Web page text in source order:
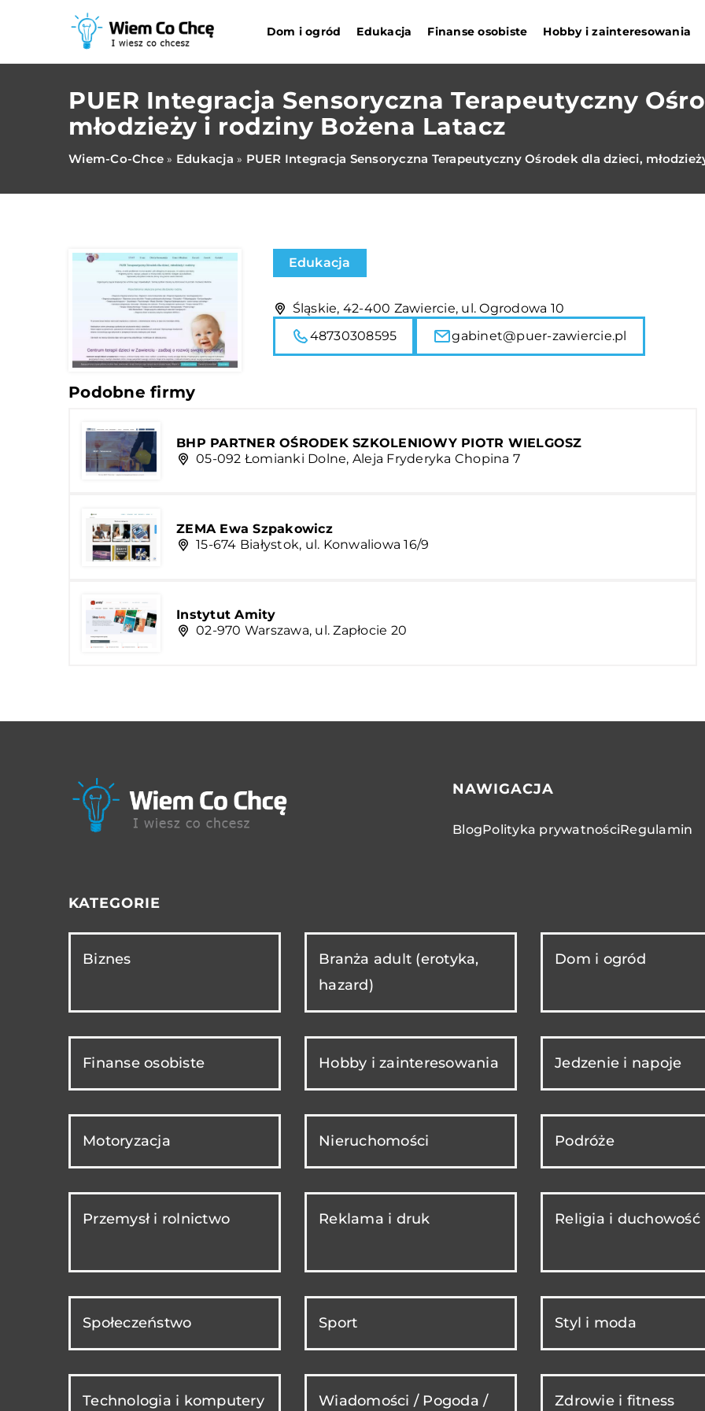
Dom i ogród Edukacja Finanse osobiste Hobby i zainteresowania
PUER Integracja Sensoryczna Terapeutyczny
młodzieży i rodziny Bożena Latacz
Wiem-Co-Chce » Edukacja » PUER Integracja Sensoryczna Terapeutyczny Ośrodek dla dzieci,
Edukacja
Śląskie, 42-400 Zawiercie, ul. Ogrodowa 10
48730308595
gabinet@puer-zawiercie.pl
Podobne firmy
BHP PARTNER OŚRODEK SZKOLENIOWY PIOTR WIELGOSZ
05-092 Łomianki Dolne, Aleja Fryderyka Chopina 7
ZEMA Ewa Szpakowicz
15-674 Białystok, ul. Konwaliowa 16/9
Instytut Amity
02-970 Warszawa, ul. Zapłocie 20
NAWIGACJA
BlogPolityka prywatnościRegulamin
KATEGORIE
Biznes
Branża adult (erotyka,
hazard)
Dom i ogród
Finanse osobiste Hobby i zainteresowania Jedzenie i napoje
Motoryzacja Nieruchomości Podróże
Przemysł i rolnictwo Reklama i druk Religia i duchowość
Społeczeństwo Sport Styl i moda
Technologia i komputery Wiadomości / Pogoda / Zdrowie i fitness